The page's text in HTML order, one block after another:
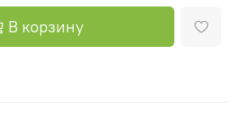
В корзину